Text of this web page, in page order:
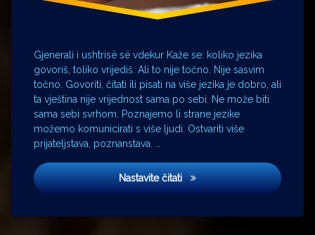
Gjenerali i ushtrisë së vdekur Kaže se: koliko jezika
govoriš, toliko vrijediš. Ali to nije točno. Nije sasvim
točno. Govoriti, čitati ili pisati na više jezika je dobro, ali
ta vještina nije vrijednost sama po sebi. Ne može biti
sama sebi svrhom. Poznajemo li strane jezike
možemo komunicirati s više ljudi. Ostvariti više
prijateljstava, poznanstava. …
Nastavite čitatiGeneral mrtve vojske